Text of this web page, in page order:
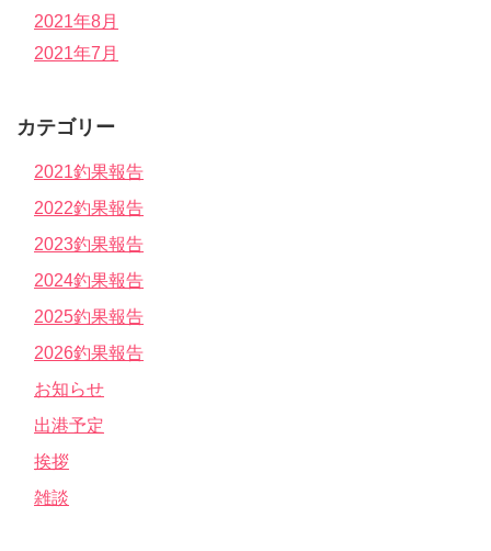
2021年8月
2021年7月
カテゴリー
2021釣果報告
2022釣果報告
2023釣果報告
2024釣果報告
2025釣果報告
2026釣果報告
お知らせ
出港予定
挨拶
雑談